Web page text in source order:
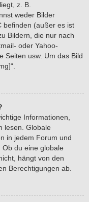
z. B.
weder Bilder
befinden (außer es ist
Bildern, die nur nach
oder Yahoo-
Seiten usw. Um das Bild
Informationen,
lesen. Globale
in jedem Forum und
du eine globale
hängt von den
Berechtigungen ab.